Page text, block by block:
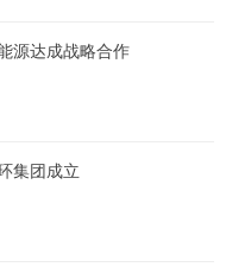
源达成战略合作
集团成立